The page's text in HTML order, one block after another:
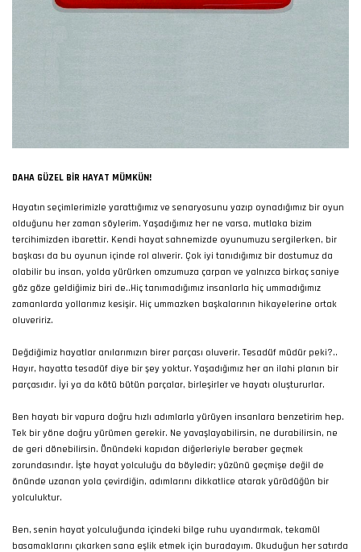
DAHA GÜZEL BIR HAYAT MÜMKÜN!
Hayatın seçimlerimizle yarattığımız ve senaryosunu yazıp oynadığımız bir oyun
olduğunu her zaman söylerim. Yaşadığımız her ne varsa, mutlaka bizim
tercihimizden ibarettir. Kendi hayat sahnemizde oyunumuzu sergilerken, bir
başkası da bu oyunun içinde rol alıverir. Çok iyi tanıdığımız bir dostumuz da
olabilir bu insan, yolda yürürken omzumuza çarpan ve yalnızca birkaç saniye
göz göze geldiğimiz biri de..Hiç tanımadığımız insanlarla hiç ummadığımız
zamanlarda yollarımız kesişir. Hiç ummazken başkalarının hikayelerine ortak
oluveririz.
Değdiğimiz hayatlar anılarımızın birer parçası oluverir. Tesadüf müdür peki?..
Hayır, hayatta tesadüf diye bir şey yoktur. Yaşadığımız her an ilahi planın bir
parçasıdır. İyi ya da kötü bütün parçalar, birleşirler ve hayatı oluştururlar.
Ben hayatı bir vapura doğru hızlı adımlarla yürüyen insanlara benzetirim hep.
Tek bir yöne doğru yürümen gerekir. Ne yavaşlayabilirsin, ne durabilirsin, ne
de geri dönebilirsin. Önündeki kapıdan diğerleriyle beraber geçmek
zorundasındır. İşte hayat yolculuğu da böyledir; yüzünü geçmişe değil de
önünde uzanan yola çevirdiğin, adımlarını dikkatlice atarak yürüdüğün bir
yolculuktur.
Ben, senin hayat yolculuğunda içindeki bilge ruhu uyandırmak, tekamül
basamaklarını çıkarken sana eşlik etmek için buradayım. Okuduğun her satırda